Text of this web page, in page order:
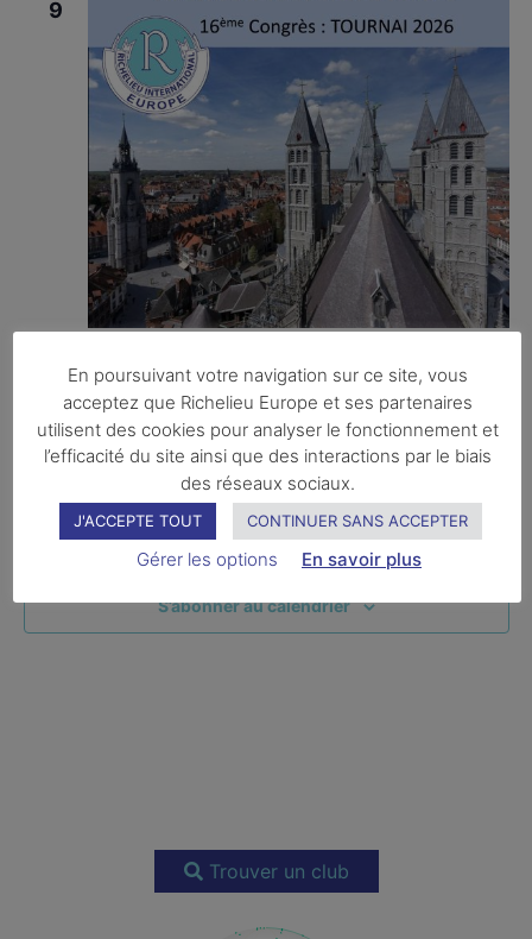
9
Congrès du Richelieu International Europe
Hôtel HemeraPlace Saint Pierre 2, 7500 Tournai
Évènements
précédents Aujourd’hui Évènements
suivants
S’abonner au calendrier
Trouver un club
En poursuivant votre navigation sur ce site, vous
acceptez que Richelieu Europe et ses partenaires
utilisent des cookies pour analyser le fonctionnement et
l’efficacité du site ainsi que des interactions par le biais
des réseaux sociaux.
J'ACCEPTE TOUT CONTINUER SANS ACCEPTER
Gérer les options En savoir plus